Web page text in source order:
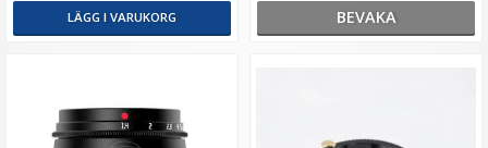
LÄGG I VARUKORG BEVAKA